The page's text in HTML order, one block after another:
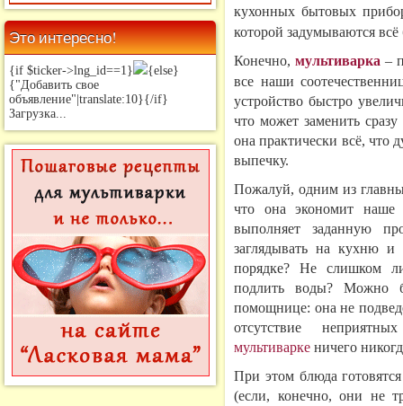
Это интересно!
{if $ticker->lng_id==1}
{else}
{"Добавить свое
объявление"|translate:10}{/if}
Загрузка...
кухонных бытовых
которой задумываются всё
Конечно,мультиварка –
все наши
устройство быстро
что может заменить
она практически всё,
выпечку.
Пожалуй, одним из
что она экономит наше
выполняет заданную
заглядывать на кухню
порядке? Не слишком
подлить воды? Можно
помощнице: она не
отсутствие
мультиварке ничего
При этом блюда
(если, конечно, они не